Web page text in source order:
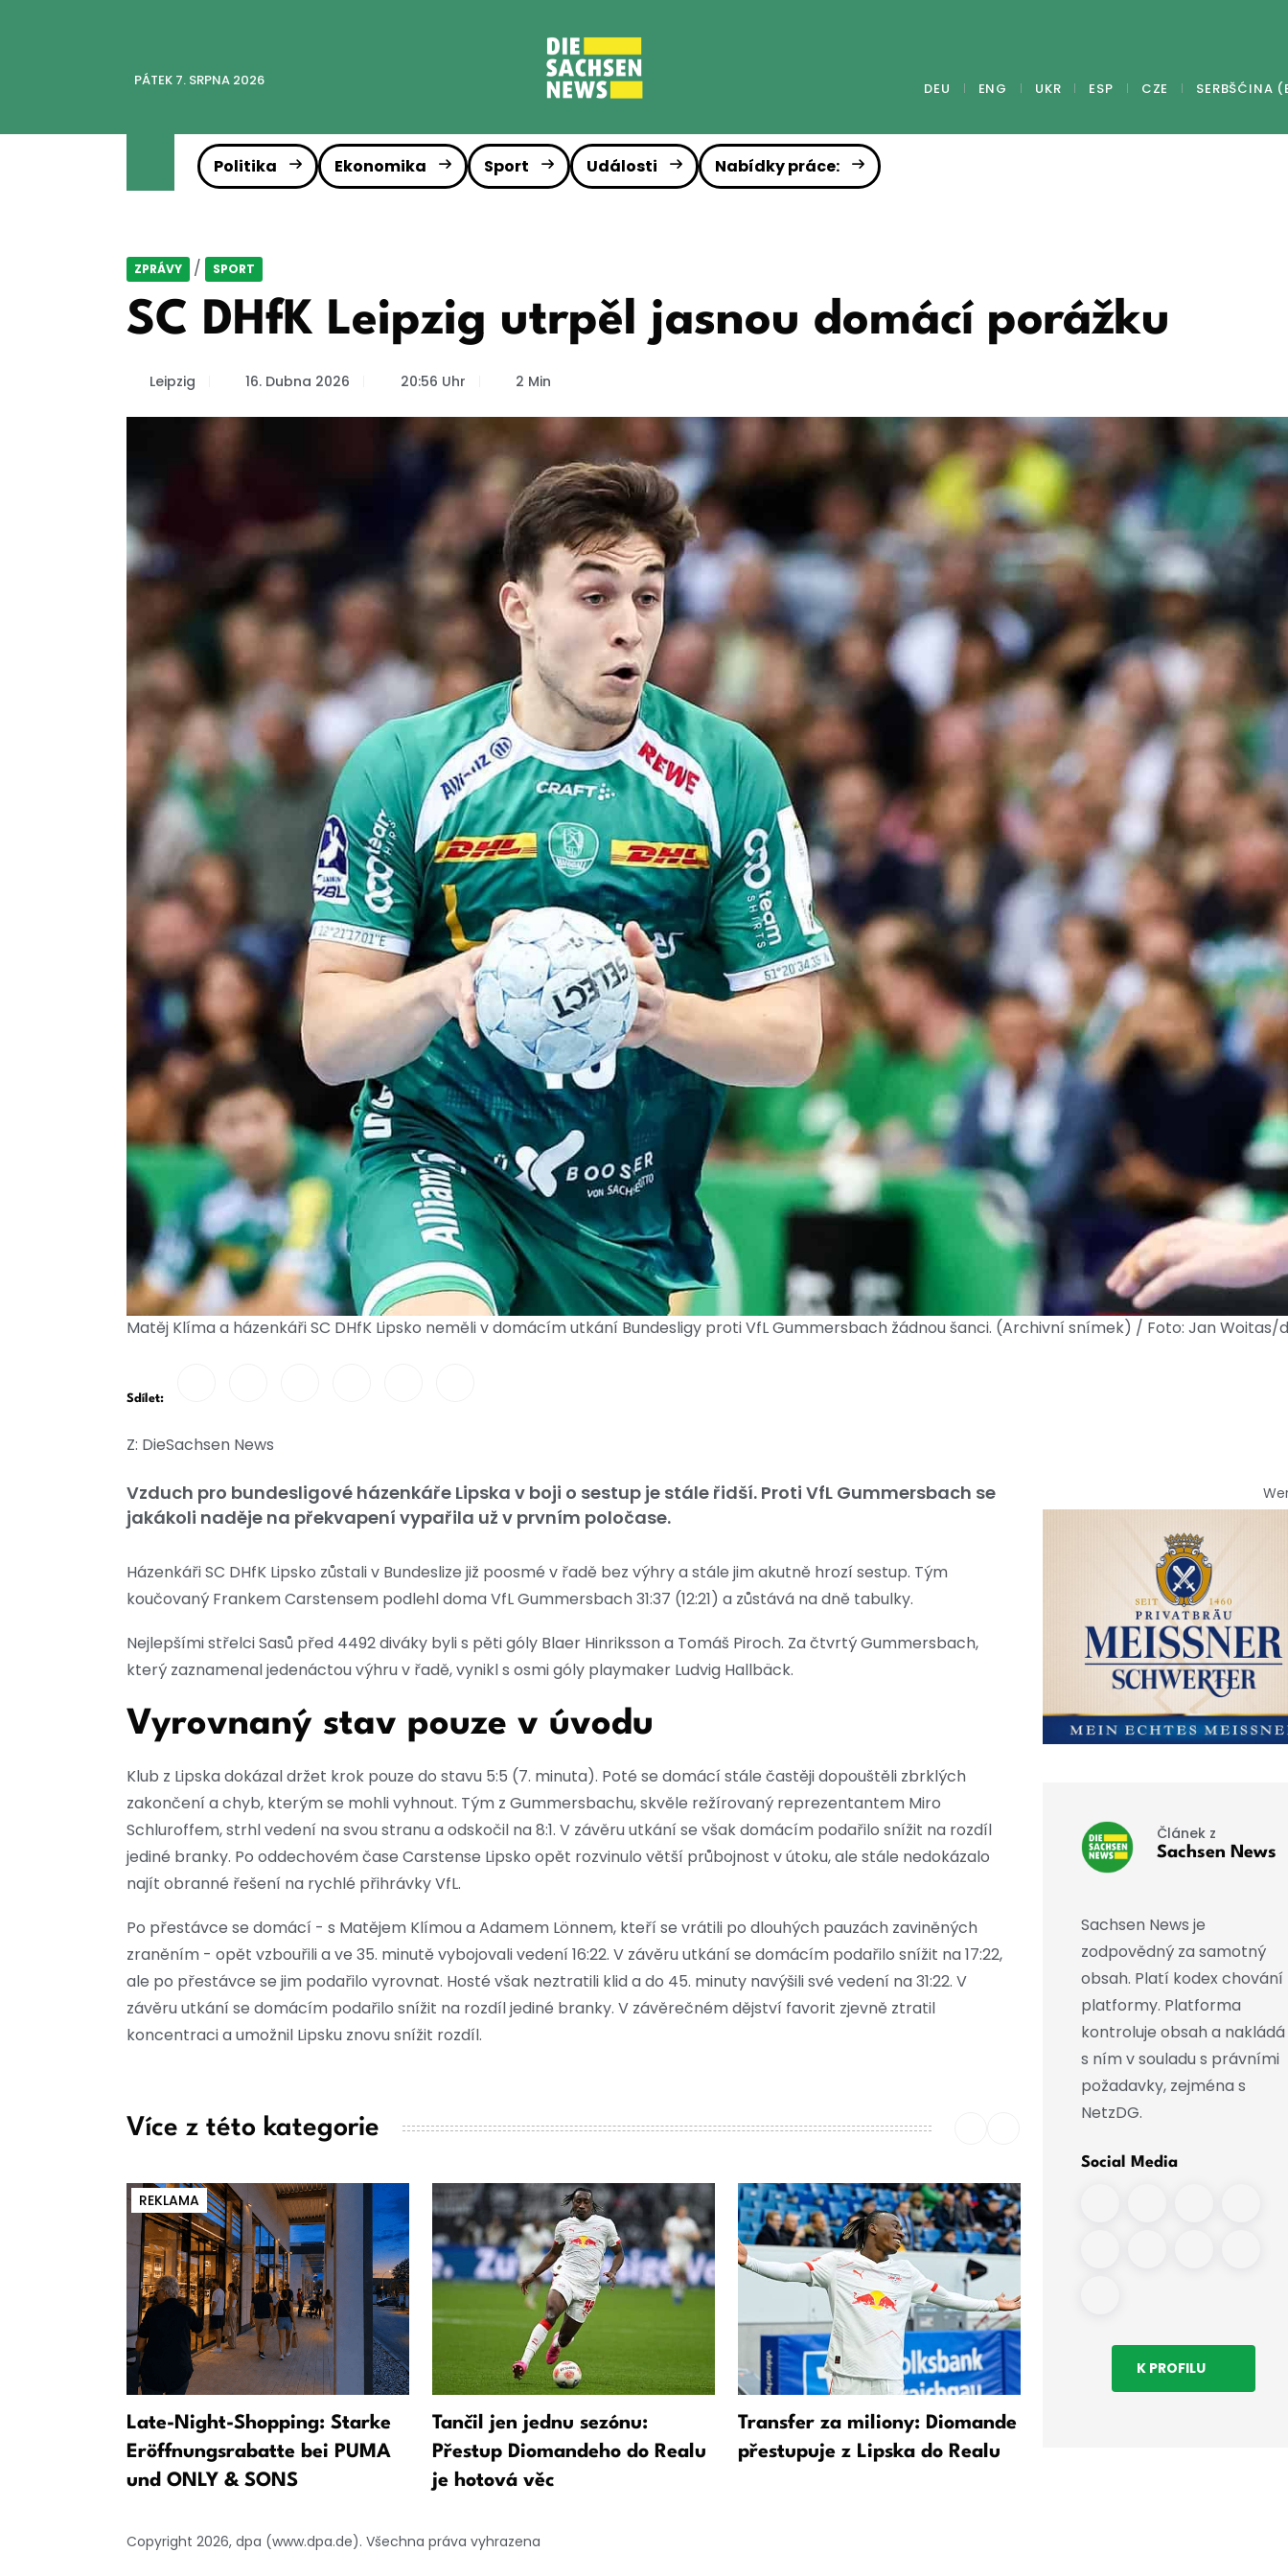
PÁTEK 7. SRPNA 2026 DEU ENG UKR ESP CZE SERBŠĆINA
Politika Ekonomika Sport Události Nabídky práce:
ZPRÁVY / SPORT
SC DHfK Leipzig utrpěl jasnou domácí porážku
Leipzig 16. Dubna 2026 20:56 Uhr 2 Min
Matěj Klíma a házenkáři SC DHfK Lipsko neměli v domácím utkání Bundesligy proti VfL Gummersbach žádnou šanci. (Archivní snímek) / Foto: Jan Woitas/
Sdílet:
Z: DieSachsen News
Vzduch pro bundesligové házenkáře Lipska v boji o sestup je stále řidší. Proti VfL Gummersbach se
jakákoli naděje na překvapení vypařila už v prvním poločase.
Házenkáři SC DHfK Lipsko zůstali v Bundeslize již poosmé v řadě bez výhry a stále jim akutně hrozí sestup. Tým
koučovaný Frankem Carstensem podlehl doma VfL Gummersbach 31:37 (12:21) a zůstává na dně tabulky.
Nejlepšími střelci Sasů před 4492 diváky byli s pěti góly Blaer Hinriksson a Tomáš Piroch. Za čtvrtý Gummersbach,
který zaznamenal jedenáctou výhru v řadě, vynikl s osmi góly playmaker Ludvig Hallbäck.
Vyrovnaný stav pouze v úvodu
Klub z Lipska dokázal držet krok pouze do stavu 5:5 (7. minuta). Poté se domácí stále častěji dopouštěli zbrklých
zakončení a chyb, kterým se mohli vyhnout. Tým z Gummersbachu, skvěle režírovaný reprezentantem Miro
Schluroffem, strhl vedení na svou stranu a odskočil na 8:1. V závěru utkání se však domácím podařilo snížit na rozdíl
jediné branky. Po oddechovém čase Carstense Lipsko opět rozvinulo větší průbojnost v útoku, ale stále nedokázalo
najít obranné řešení na rychlé přihrávky VfL.
Po přestávce se domácí - s Matějem Klímou a Adamem Lönnem, kteří se vrátili po dlouhých pauzách zaviněných
zraněním - opět vzbouřili a ve 35. minutě vybojovali vedení 16:22. V závěru utkání se domácím podařilo snížit na 17:22,
ale po přestávce se jim podařilo vyrovnat. Hosté však neztratili klid a do 45. minuty navýšili své vedení na 31:22. V
závěru utkání se domácím podařilo snížit na rozdíl jediné branky. V závěrečném dějství favorit zjevně ztratil
koncentraci a umožnil Lipsku znovu snížit rozdíl.
Více z této kategorie
REKLAMA
Late-Night-Shopping: Starke
Eröffnungsrabatte bei PUMA
und ONLY & SONS
Tančil jen jednu sezónu:
Přestup Diomandeho do Realu
je hotová věc
Transfer za miliony: Diomande
přestupuje z Lipska do Realu
Copyright 2026, dpa (www.dpa.de). Všechna práva vyhrazena
Článek z
Sachsen News
Sachsen News je
zodpovědný za samotný
obsah. Platí kodex chování
platformy. Platforma
kontroluje obsah a nakládá
s ním v souladu s právními
požadavky, zejména s
NetzDG.
Social Media
K PROFILU